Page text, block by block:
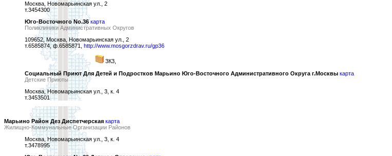
Москва, Новомарьинская ул., 2
т.3454300
Юго-Восточного No.36 карта
Поликлиники Административных Округов
109652, Москва, Новомарьинская ул., 2
т.6585874, ф.6585871, http://www.mosgorzdrav.ru/gp36
3К3,
Социальный Приют Для Детей и Подростков Марьино Юго-Восточного Административного Округа г.Москвы карта
Детские Приюты
Москва, Новомарьинская ул., 3, к. 4
т.3453501
Марьино Район Дез Диспетчерская карта
Жилищно-Коммунальные Организации Районов
Москва, Новомарьинская ул., 3, к. 4
т.3478995